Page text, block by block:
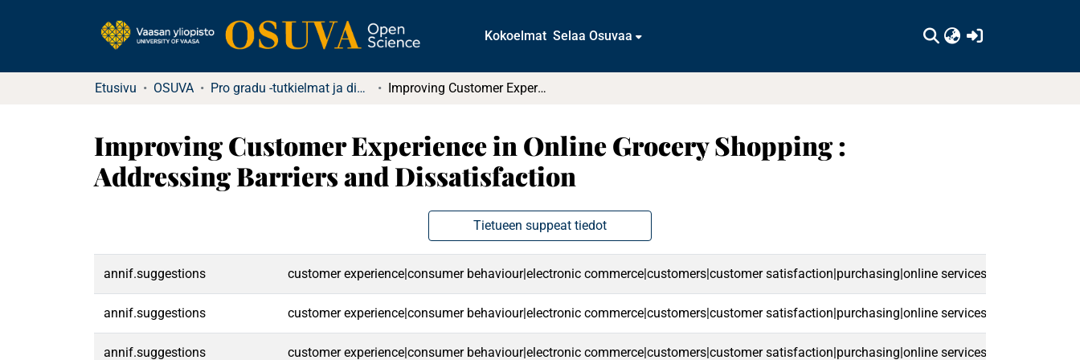
Kokoelmat Selaa Osuvaa
Etusivu OSUVA Pro gradu -tutkielmat ja diplomityöt Improving Customer Experience in Online Grocery Shopping : Addressing Barriers and Dissatisfaction
Improving Customer Experience in Online Grocery Shopping :
Addressing Barriers and Dissatisfaction
Tietueen suppeat tiedot
annif.suggestions customer experience|consumer behaviour|electronic commerce|customers|customer satisfaction|purchasing|online services|shops|trade
annif.suggestions customer experience|consumer behaviour|electronic commerce|customers|customer satisfaction|purchasing|online services|shops|trade
annif.suggestions customer experience|consumer behaviour|electronic commerce|customers|customer satisfaction|purchasing|online services|shops|trade